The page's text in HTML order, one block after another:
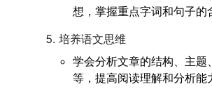
想，掌握重点字词和句子的
培养语文思维
学会分析文章的结构、主题
等，提高阅读理解和分析能